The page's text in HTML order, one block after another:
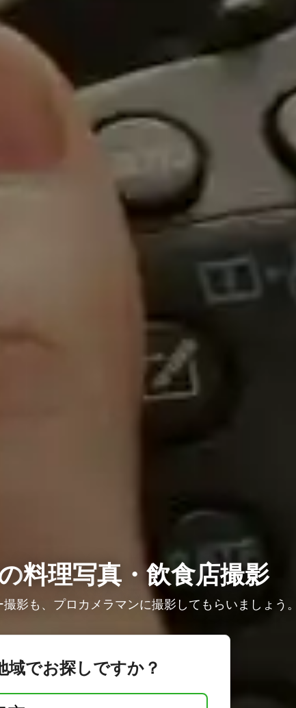
料理写真・飲食店撮影
影も、プロカメラマンに撮影してもらいましょう。
域でお探しですか？